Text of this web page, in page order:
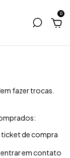
0
fazer trocas.
ticket de compra
entrar em contato